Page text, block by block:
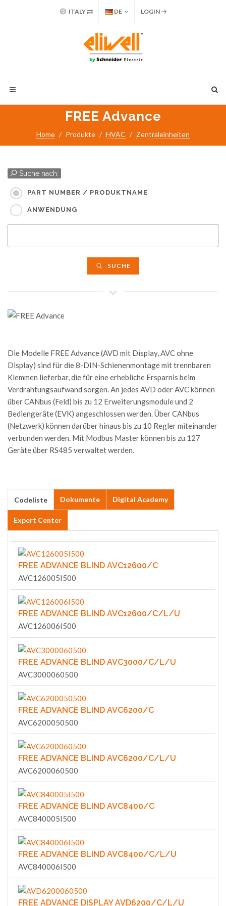
ITALY DE LOGIN
FREE Advance
Home Produkte HVAC Zentraleinheiten
Suche nach:
PART NUMBER / PRODUKTNAME
ANWENDUNG
SUCHE
Die Modelle FREE Advance (AVD mit Display, AVC ohne
Display) sind für die 8-DIN-Schienenmontage mit trennbaren
Klemmen lieferbar, die für eine erhebliche Ersparnis beim
Verdrahtungsaufwand sorgen. An jedes AVD oder AVC können
über CANbus (Feld) bis zu 12 Erweiterungsmodule und 2
Bediengeräte (EVK) angeschlossen werden. Über CANbus
(Netzwerk) können darüber hinaus bis zu 10 Regler miteinander
verbunden werden. Mit Modbus Master können bis zu 127
Geräte über RS485 verwaltet werden.
Codeliste Dokumente Digital Academy
Expert Center
FREE ADVANCE BLIND AVC12600/C
AVC126005I500
FREE ADVANCE BLIND AVC12600/C/L/U
AVC126006I500
FREE ADVANCE BLIND AVC3000/C/L/U
AVC3000060500
FREE ADVANCE BLIND AVC6200/C
AVC6200050500
FREE ADVANCE BLIND AVC6200/C/L/U
AVC6200060500
FREE ADVANCE BLIND AVC8400/C
AVC840005I500
FREE ADVANCE BLIND AVC8400/C/L/U
AVC840006I500
FREE ADVANCE DISPLAY AVD6200/C/L/U